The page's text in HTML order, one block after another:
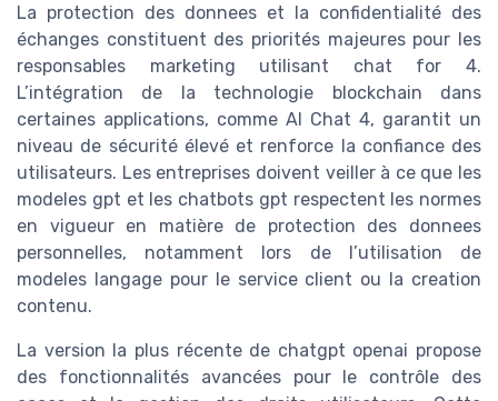
La protection des donnees et la confidentialité des
échanges constituent des priorités majeures pour les
responsables marketing utilisant chat for 4.
L’intégration de la technologie blockchain dans
certaines applications, comme AI Chat 4, garantit un
niveau de sécurité élevé et renforce la confiance des
utilisateurs. Les entreprises doivent veiller à ce que les
modeles gpt et les chatbots gpt respectent les normes
en vigueur en matière de protection des donnees
personnelles, notamment lors de l’utilisation de
modeles langage pour le service client ou la creation
contenu.
La version la plus récente de chatgpt openai propose
des fonctionnalités avancées pour le contrôle des